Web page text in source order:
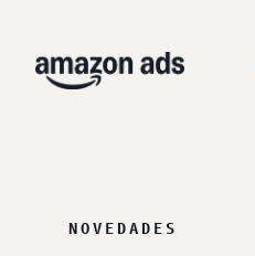
NOVEDADES